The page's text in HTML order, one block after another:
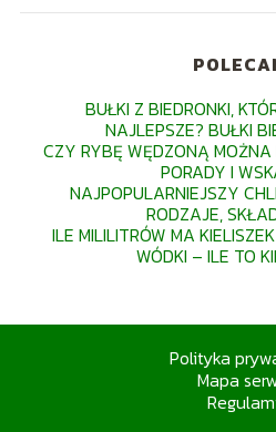
BUŁKI Z BIEDRONKI,
NAJLEPSZE? BUŁKI
CZY RYBĘ WĘDZONĄ MOŻNA
PORADY I
NAJPOPULARNIEJSZY
RODZAJE,
ILE MILILITRÓW MA
WÓDKI – ILE TO
Polityka
Mapa